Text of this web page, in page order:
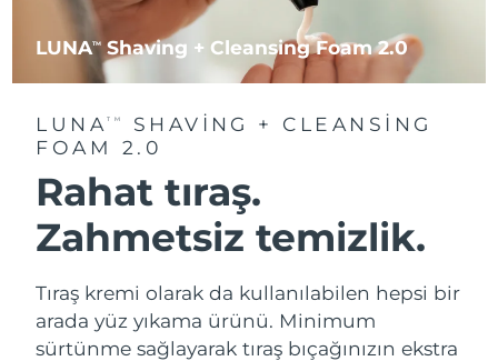
LUNATM Shaving + Cleansing Foam 2.0
LUNATM
SHAVING + CLEANSING
FOAM 2.0
Rahat tıraş.
Zahmetsiz temizlik.
Tıraş kremi olarak da kullanılabilen hepsi bir
arada yüz yıkama ürünü. Minimum
sürtünme sağlayarak tıraş bıçağınızın ekstra